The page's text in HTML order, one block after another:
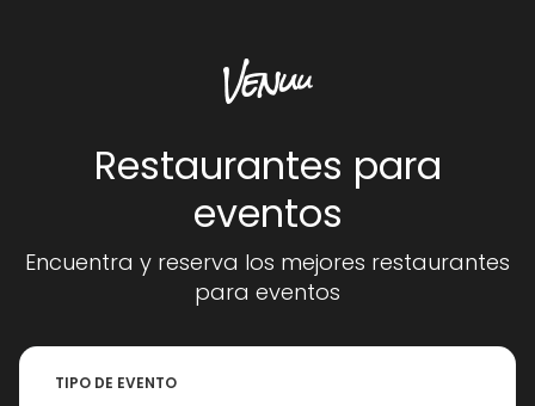
Restaurantes para
eventos
Encuentra y reserva los mejores restaurantes
para eventos
TIPO DE EVENTO